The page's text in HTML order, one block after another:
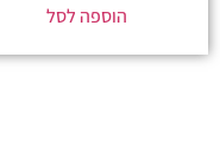
הוספה לסל